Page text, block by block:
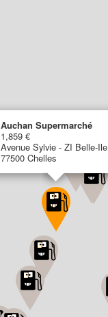
Auchan Supermarché
1,859 €
Avenue Sylvie - ZI Belle-Ile
77500 Chelles